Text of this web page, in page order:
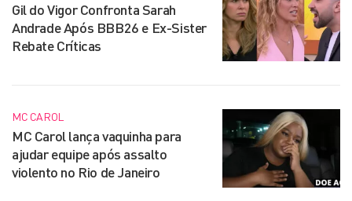
Gil do Vigor Confronta Sarah
Andrade Após BBB26 e Ex-Sister
Rebate Críticas
MC CAROL
MC Carol lança vaquinha para
ajudar equipe após assalto
violento no Rio de Janeiro